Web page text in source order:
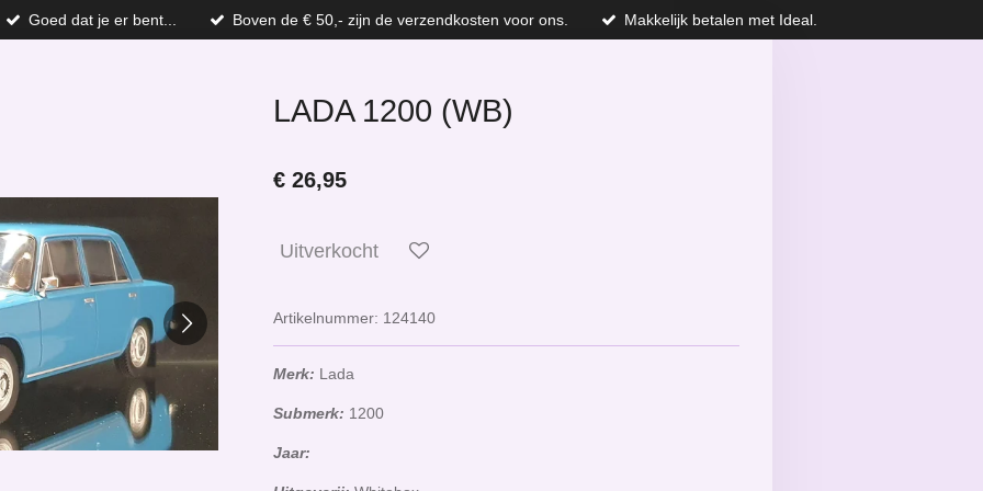
Goed dat je er bent... Boven de € 50,- zijn de verzendkosten voor ons. Makkelijk betalen met Ideal.
LADA 1200 (WB)
€ 26,95
Uitverkocht
Artikelnummer: 124140
Merk: Lada
Submerk: 1200
Jaar: